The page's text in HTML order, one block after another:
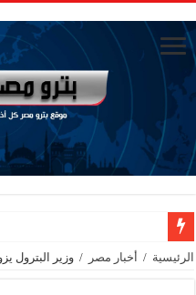
وزير البترول يتابع انتاج حقل البركة
الرئيسية / أخبار مصر / وزير البترول